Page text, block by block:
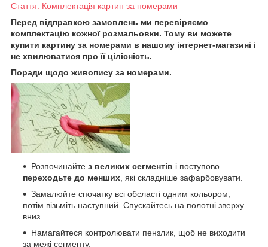
Стаття: Комплектація картин за номерами
Перед відправкою замовлень ми перевіряємо
комплектацію кожної розмальовки. Тому ви можете
купити картину за номерами в нашому інтернет-магазині і
не хвилюватися про її цілісність.
Поради щодо живопису за номерами.
Розпочинайте з великих сегментів і поступово
переходьте до менших , які складніше зафарбовувати.
Замалюйте спочатку всі обсласті одним кольором,
потім візьміть наступний. Спускайтесь на полотні зверху
вниз.
Намагайтеся контролювати пензлик, щоб не виходити
за межі сегменту.